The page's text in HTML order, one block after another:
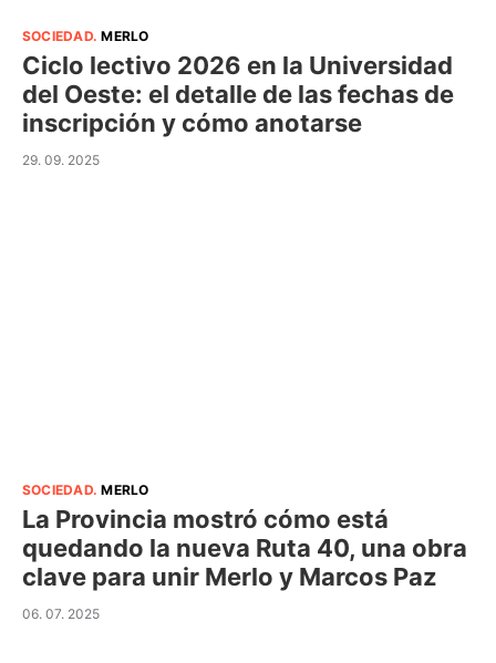
SOCIEDAD.MERLO
Ciclo lectivo 2026 en la Universidad
del Oeste: el detalle de las fechas de
inscripción y cómo anotarse
29. 09. 2025
SOCIEDAD.MERLO
La Provincia mostró cómo está
quedando la nueva Ruta 40, una obra
clave para unir Merlo y Marcos Paz
06. 07. 2025